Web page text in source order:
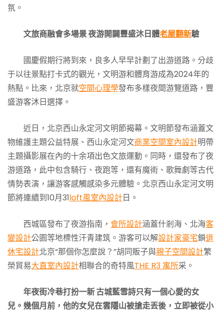
氛。
文旅商融會多場景 夜游開闢豐盛沐日體老屋翻新驗
國慶假期行將到來，良多人早早計劃了出游道路。分歧
于以往景點打卡式的觀光，文明游和體育游成為2024年的
熱點。比來，北京就空間心理學發布多樣夜間游覽道路，豐
盛游客沐日選擇。
近日，北京西山永定河文明節揭幕。文明節發布涵蓋文
物維護主題公益特展、西山永定河文商業空間室內設計明帶
主題攝影展在內的十余項出色文旅運動。同時，還發布了夜
游道路，此中包含騎行、夜跑等，還有魔術、歌舞劇等古代
情勢表演，讓游客感觸感染多元體驗。北京西山永定河文明
節將連續到10月31loft風室內設計日。
西城區發布了夜游指南， 會所設計涵蓋什剎海、北海客
變設計公園等地標性汗青建筑。游客可以解設計家豪宅鎖退
休宅設計北京“那個你怎麼說？”胡同販子與親子空間設計繁
榮貿易大直室內設計相聯合的奇特風THE R3 寓所采。
年夜街冷巷打扮一新 古城藍雪詩只有一個心愛的女
兒。幾個月前，他的女兒在雲隱山被搶走丟後，立即被從小